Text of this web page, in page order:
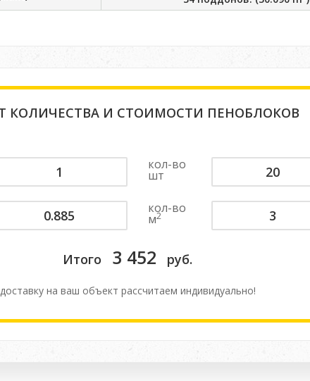
КОЛИЧЕСТВА И СТОИМОСТИ ПЕНОБЛОКОВ
кол-во
шт
кол-во
м2
Итого 3 452 руб.
доставку на ваш объект расcчитаем индивидуально!